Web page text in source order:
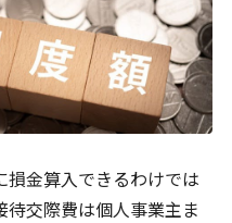
損金算入できるわけでは
待交際費は個人事業主ま